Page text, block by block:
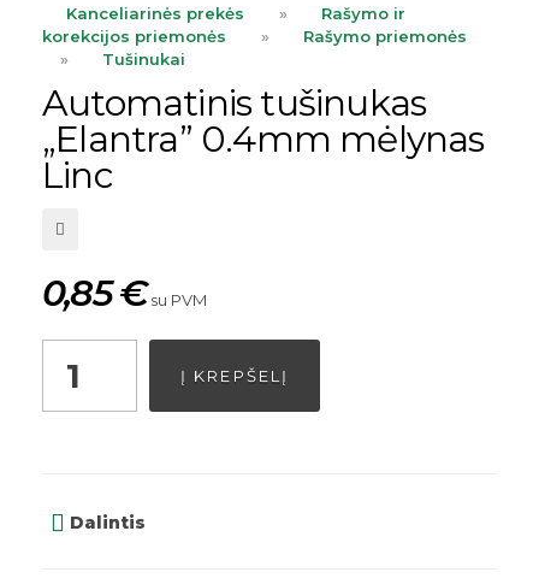
Kanceliarinės prekės »
Rašymo ir
korekcijos priemonės
»
Rašymo priemonės
»
Tušinukai
Automatinis tušinukas
„Elantra” 0.4mm mėlynas
Linc
0,85€ su PVM
Į KREPŠELĮ
Dalintis